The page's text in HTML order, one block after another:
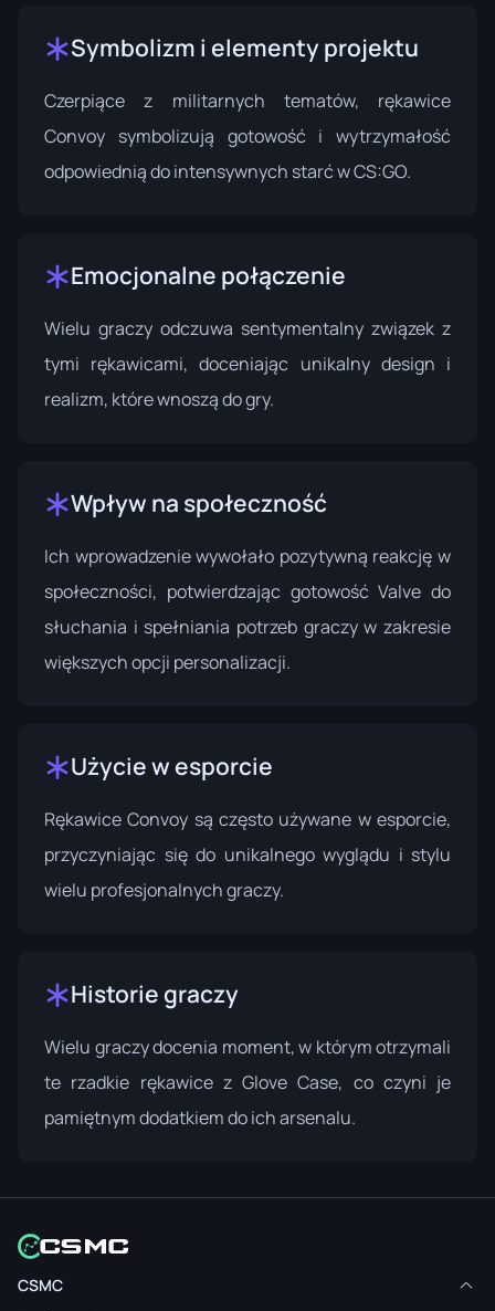
Symbolizm i elementy projektu
Czerpiące z militarnych tematów, rękawice
Convoy symbolizują gotowość i wytrzymałość
odpowiednią do intensywnych starć w CS:GO.
Emocjonalne połączenie
Wielu graczy odczuwa sentymentalny związek z
tymi rękawicami, doceniając unikalny design i
realizm, które wnoszą do gry.
Wpływ na społeczność
Ich wprowadzenie wywołało pozytywną reakcję w
społeczności, potwierdzając gotowość Valve do
słuchania i spełniania potrzeb graczy w zakresie
większych opcji personalizacji.
Użycie w esporcie
Rękawice Convoy są często używane w esporcie,
przyczyniając się do unikalnego wyglądu i stylu
wielu profesjonalnych graczy.
Historie graczy
Wielu graczy docenia moment, w którym otrzymali
te rzadkie rękawice z Glove Case, co czyni je
pamiętnym dodatkiem do ich arsenalu.
CSMC